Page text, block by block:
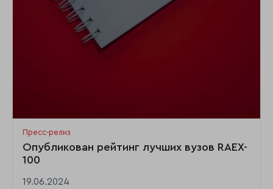
Пресс-релиз
Опубликован рейтинг лучших вузов RAEX-
100
19.06.2024